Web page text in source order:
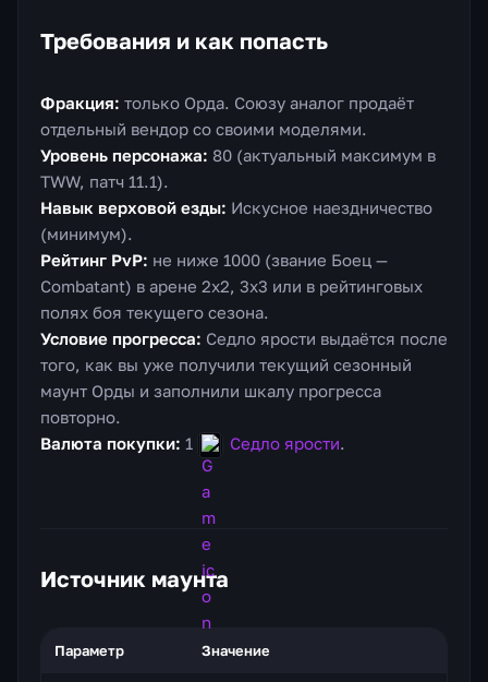
Требования и как попасть
Фракция: только Орда. Союзу аналог продаёт
отдельный вендор со своими моделями.
Уровень персонажа: 80 (актуальный максимум в
TWW, патч 11.1).
Навык верховой езды: Искусное наездничество
(минимум).
Рейтинг PvP: не ниже 1000 (звание Боец —
Combatant) в арене 2х2, 3х3 или в рейтинговых
полях боя текущего сезона.
Условие прогресса: Седло ярости выдаётся после
того, как вы уже получили текущий сезонный
маунт Орды и заполнили шкалу прогресса
повторно.
Валюта покупки: 1 Седло ярости.
Источник маунта
Параметр Значение